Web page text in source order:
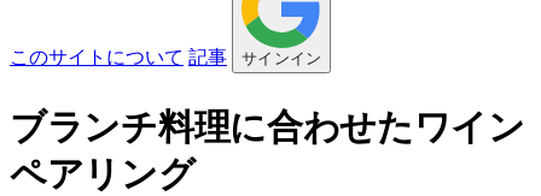
このサイトについて 記事 サインイン
ブランチ料理に合わせたワイン
ペアリング